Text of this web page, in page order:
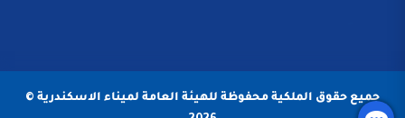
جميع حقوق الملكية محفوظة للهيئة العامة لميناء الاسكندرية ©